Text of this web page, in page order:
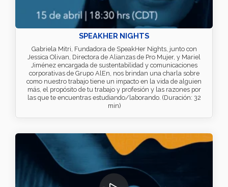
SPEAKHER NIGHTS
Gabriela Mitri, Fundadora de SpeakHer Nights, junto con
Jessica Olivan, Directora de Alianzas de Pro Mujer, y Mariel
Jiménez encargada de sustentabilidad y comunicaciones
corporativas de Grupo AlEn, nos brindan una charla sobre
como nuestro trabajo tiene un impacto en la vida de alguien
más, el propósito de tu trabajo y profesión y las razones por
las que te encuentras estudiando/laborando. (Duración: 32
min)